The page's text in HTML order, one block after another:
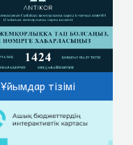
Ұйымдар тізімі